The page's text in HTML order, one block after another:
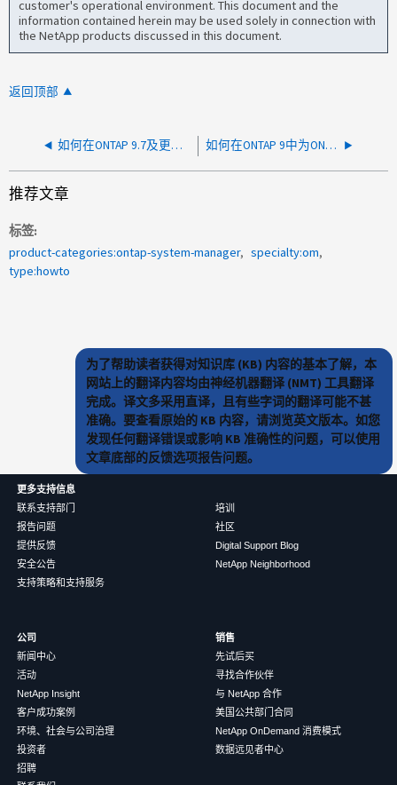
customer's operational environment. This document and the
information contained herein may be used solely in connection with
the NetApp products discussed in this document.
返回顶部
如何在ONTAP 9.7及更早版本中使用传统UI为域用户或组身份验证配置System Manager 如何在ONTAP 9中为ONTAP系统管理器创建自定义角色和用户
推荐文章
标签
product-categories:ontap-system-manager
specialty:om
type:howto
为了帮助读者获得对知识库 (KB) 内容的基本了解，本
网站上的翻译内容均由神经机器翻译 (NMT) 工具翻译
完成。译文多采用直译，且有些字词的翻译可能不甚
准确。要查看原始的 KB 内容，请浏览英文版本。如您
发现任何翻译错误或影响 KB 准确性的问题，可以使用
文章底部的反馈选项报告问题。
更多支持信息
联系支持部门
报告问题
提供反馈
安全公告
支持策略和支持服务
培训
社区
Digital Support Blog
NetApp Neighborhood
公司
新闻中心
活动
NetApp Insight
客户成功案例
环境、社会与公司治理
投资者
招聘
销售
先试后买
寻找合作伙伴
与 NetApp 合作
美国公共部门合同
NetApp OnDemand 消费模式
数据远见者中心